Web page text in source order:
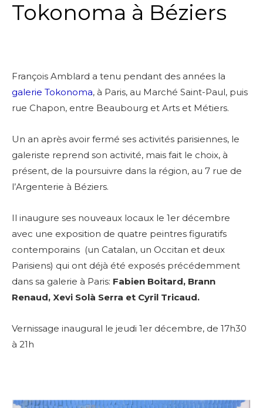
Tokonoma à Béziers
François Amblard a tenu pendant des années la
galerie Tokonoma, à Paris, au Marché Saint-Paul, puis
rue Chapon, entre Beaubourg et Arts et Métiers.
Un an après avoir fermé ses activités parisiennes, le
galeriste reprend son activité, mais fait le choix, à
présent, de la poursuivre dans la région, au 7 rue de
l’Argenterie à Béziers.
Il inaugure ses nouveaux locaux le 1er décembre
avec une exposition de quatre peintres figuratifs
contemporains (un Catalan, un Occitan et deux
Parisiens) qui ont déjà été exposés précédemment
dans sa galerie à Paris: Fabien Boitard, Brann
Renaud, Xevi Solà Serra et Cyril Tricaud.
Vernissage inaugural le jeudi 1er décembre, de 17h30
à 21h